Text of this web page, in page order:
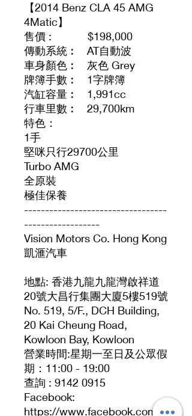
【2014 Benz CLA 45 AMG
4Matic】
售價 : $198,000
傳動系統︰ AT自動波
車身顏色︰ 灰色 Grey
牌簿手數︰ 1字牌簿
汽缸容量︰ 1,991cc
行車里數︰ 29,700km
特色：
1手
堅咪只行29700公里
Turbo AMG
全原裝
極佳保養
----------------------------------
------------------
Vision Motors Co. Hong Kong
凱滙汽車
地點: 香港九龍九龍灣啟祥道
20號大昌行集團大廈5樓519號
No. 519, 5/F., DCH Building,
20 Kai Cheung Road,
Kowloon Bay, Kowloon
營業時間:星期一至日及公眾假
期：11:00 - 19:00
查詢 : 9142 0915
Facebook:
https://www.facebook.com/p